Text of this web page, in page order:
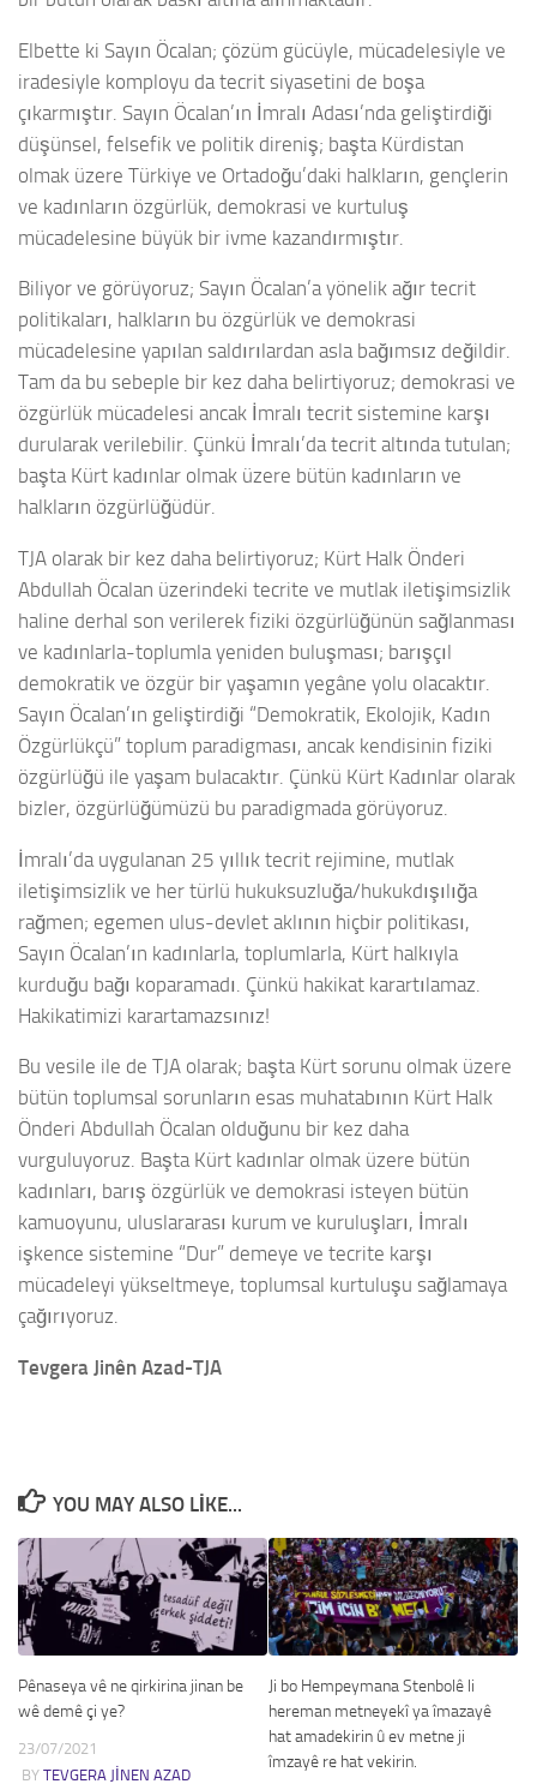
Elbette ki Sayın Öcalan; çözüm gücüyle, mücadelesiyle ve
iradesiyle komployu da tecrit siyasetini de boşa
çıkarmıştır. Sayın Öcalan’ın İmralı Adası’nda geliştirdiği
düşünsel, felsefik ve politik direniş; başta Kürdistan
olmak üzere Türkiye ve Ortadoğu’daki halkların, gençlerin
ve kadınların özgürlük, demokrasi ve kurtuluş
mücadelesine büyük bir ivme kazandırmıştır.
Biliyor ve görüyoruz; Sayın Öcalan’a yönelik ağır tecrit
politikaları, halkların bu özgürlük ve demokrasi
mücadelesine yapılan saldırılardan asla bağımsız değildir.
Tam da bu sebeple bir kez daha belirtiyoruz; demokrasi ve
özgürlük mücadelesi ancak İmralı tecrit sistemine karşı
durularak verilebilir. Çünkü İmralı’da tecrit altında tutulan;
başta Kürt kadınlar olmak üzere bütün kadınların ve
halkların özgürlüğüdür.
TJA olarak bir kez daha belirtiyoruz; Kürt Halk Önderi
Abdullah Öcalan üzerindeki tecrite ve mutlak iletişimsizlik
haline derhal son verilerek fiziki özgürlüğünün sağlanması
ve kadınlarla-toplumla yeniden buluşması; barışçıl
demokratik ve özgür bir yaşamın yegâne yolu olacaktır.
Sayın Öcalan’ın geliştirdiği “Demokratik, Ekolojik, Kadın
Özgürlükçü” toplum paradigması, ancak kendisinin fiziki
özgürlüğü ile yaşam bulacaktır. Çünkü Kürt Kadınlar olarak
bizler, özgürlüğümüzü bu paradigmada görüyoruz.
İmralı’da uygulanan 25 yıllık tecrit rejimine, mutlak
iletişimsizlik ve her türlü hukuksuzluğa/hukukdışılığa
rağmen; egemen ulus-devlet aklının hiçbir politikası,
Sayın Öcalan’ın kadınlarla, toplumlarla, Kürt halkıyla
kurduğu bağı koparamadı. Çünkü hakikat karartılamaz.
Hakikatimizi karartamazsınız!
Bu vesile ile de TJA olarak; başta Kürt sorunu olmak üzere
bütün toplumsal sorunların esas muhatabının Kürt Halk
Önderi Abdullah Öcalan olduğunu bir kez daha
vurguluyoruz. Başta Kürt kadınlar olmak üzere bütün
kadınları, barış özgürlük ve demokrasi isteyen bütün
kamuoyunu, uluslararası kurum ve kuruluşları, İmralı
işkence sistemine “Dur” demeye ve tecrite karşı
mücadeleyi yükseltmeye, toplumsal kurtuluşu sağlamaya
çağırıyoruz.
Tevgera Jinên Azad-TJA
YOU MAY ALSO LIKE...
Pênaseya vê ne qirkirina jinan be
wê demê çi ye?
23/07/2021
BY TEVGERA JINEN AZAD
Ji bo Hempeymana Stenbolê li
hereman metneyekî ya îmazayê
hat amadekirin û ev metne ji
îmzayê re hat vekirin.